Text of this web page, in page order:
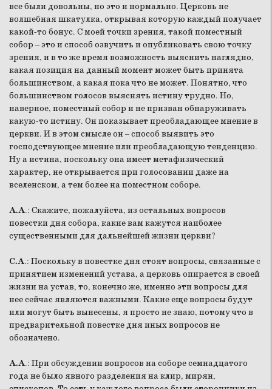
все были довольны, но это и нормально. Церковь не
волшебная шкатулка, открывая которую каждый получает
какой-то бонус. С моей точки зрения, такой поместный
собор – это и способ озвучить и опубликовать свою точку
зрения, и в то же время возможность выяснить наглядно,
какая позиция на данный момент может быть принята
большинством, а какая пока что не может. Понятно, что
большинством голосов выяснять истину трудно. Но,
наверное, поместный собор и не призван обнаруживать
какую-то истину. Он показывает преобладающее мнение в
церкви. И в этом смысле он – способ выявить это
господствующее мнение или преобладающую тенденцию.
Ну а истина, поскольку она имеет метафизический
характер, не открывается при голосовании даже на
вселенском, а тем более на поместном соборе.
А.А.: Скажите, пожалуйста, из остальных вопросов
повестки дня собора, какие вам кажутся наиболее
существенными для дальнейшей жизни церкви?
С.А.: Поскольку в повестке дня стоят вопросы, связанные с
принятием изменений устава, а церковь опирается в своей
жизни на устав, то, конечно же, именно эти вопросы для
нее сейчас являются важными. Какие еще вопросы будут
или могут быть вынесены, я просто не знаю, потому что в
предварительной повестке дня иных вопросов не
обозначено.
А.А.: При обсуждении вопросов на соборе семнадцатого
года не было явного разделения на клир, мирян,